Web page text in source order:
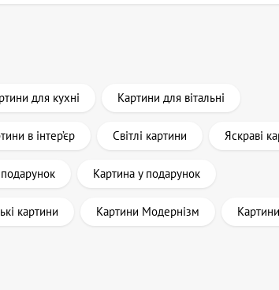
для кухні Картини для вітальні
в інтер’єр Світлі картини Яскраві
Картина у подарунок
картини Картини Модернізм